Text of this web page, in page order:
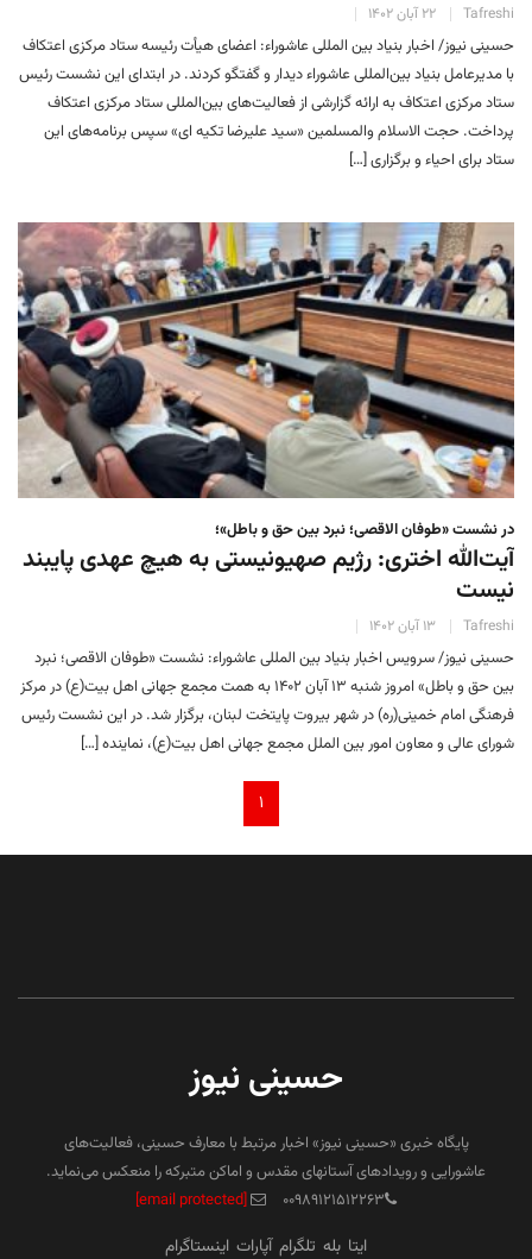
Tafreshi ۲۲ آبان ۱۴۰۲
حسینی نیوز/ اخبار بنیاد بین المللی عاشوراء: اعضای هیأت رئیسه ستاد مرکزی اعتکاف
با مدیرعامل بنیاد بین‌المللی عاشوراء دیدار و گفتگو کردند. در ابتدای این نشست رئیس
ستاد مرکزی اعتکاف به ارائه گزارشی از فعالیت‌های بین‌المللی ستاد مرکزی اعتکاف
پرداخت. حجت الاسلام والمسلمین «سید علیرضا تکیه ای» سپس برنامه‌های این
ستاد برای احیاء و برگزاری […]
در نشست «طوفان الاقصی؛ نبرد بین حق و باطل»؛
آیت‌الله اختری: رژیم صهیونیستی به هیچ عهدی پایبند
نیست
Tafreshi ۱۳ آبان ۱۴۰۲
حسینی نیوز/ سرویس اخبار بنیاد بین المللی عاشوراء: نشست «طوفان الاقصی؛ نبرد
بین حق و باطل» امروز شنبه ۱۳ آبان ۱۴۰۲ به همت مجمع جهانی اهل بیت(ع) در مرکز
فرهنگی امام خمینی(ره) در شهر بیروت پایتخت لبنان، برگزار شد. در این نشست رئیس
شورای عالی و معاون امور بین الملل مجمع جهانی اهل بیت(ع)، نماینده […]
۱
حسینی نیوز
پایگاه خبری «حسینی نیوز» اخبار مرتبط با معارف حسینی، فعالیت‌های
عاشورایی و رویدادهای آستانهای مقدس و اماکن متبرکه را منعکس می‌نماید.
۰۰۹۸۹۱۲۱۵۱۲۲۶۳
[email protected]
ایتا بله تلگرام آپارات اینستاگرام